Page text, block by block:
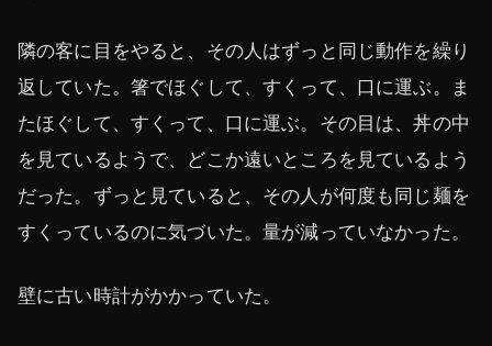
隣の客に目をやると、その人はずっと同じ動作を繰り
返していた。箸でほぐして、すくって、口に運ぶ。ま
たほぐして、すくって、口に運ぶ。その目は、丼の中
を見ているようで、どこか遠いところを見ているよう
だった。ずっと見ていると、その人が何度も同じ麺を
すくっているのに気づいた。量が減っていなかった。
壁に古い時計がかかっていた。